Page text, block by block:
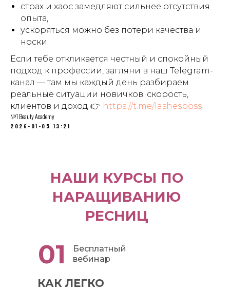
страх и хаос замедляют сильнее отсутствия
опыта,
ускоряться можно без потери качества и
носки.
Если тебе откликается честный и спокойный
подход к профессии, загляни в наш Telegram-
канал — там мы каждый день разбираем
реальные ситуации новичков: скорость,
клиентов и доход 👉 https://t.me/lashesboss
№1 Beauty Academy
2026-01-05 13:21
НАШИ КУРСЫ ПО
НАРАЩИВАНИЮ
РЕСНИЦ
КАК ЛЕГКО
Бесплатный
вебинар
01